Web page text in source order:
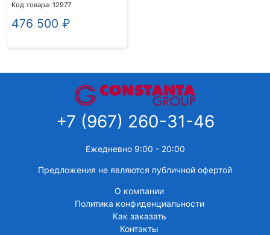
Код товара: 12977
476 500 ₽
+7 (967) 260-31-46
Ежедневно 9:00 - 20:00
Предложения не являются публичной офертой
О компании
Политика конфиденциальности
Как заказать
Контакты